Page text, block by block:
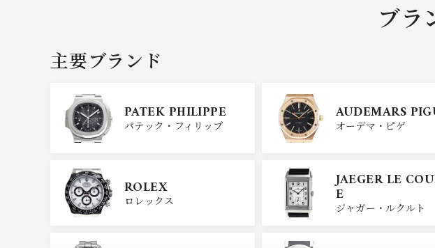
ブラ
主要ブランド
PATEK PHILIPPE
パテック・フィリップ
AUDEMARS
オーデマ・ピゲ
ROLEX
ロレックス
JAEGER LE
E
ジャガー・ルクルト